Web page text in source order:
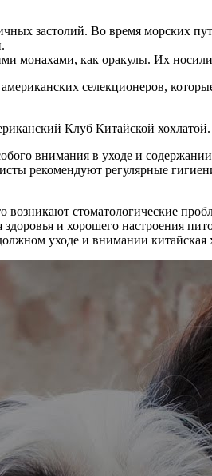
застолий. Во время морских
монахами, как оракулы. Их
селекционеров,
Клуб Китайской
внимания в уходе и
рекомендуют регулярные
возникают стоматологические
и хорошего настроения
уходе и внимании китайская